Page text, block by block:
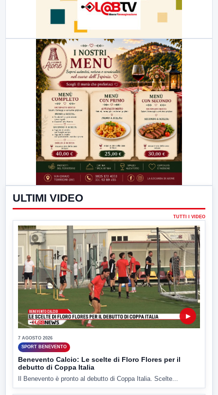
ULTIMI VIDEO
TUTTI I VIDEO
▶
7 AGOSTO 2026
SPORT BENEVENTO
Benevento Calcio: Le scelte di Floro Flores per il
debutto di Coppa Italia
Il Benevento è pronto al debutto di Coppa Italia. Scelte...